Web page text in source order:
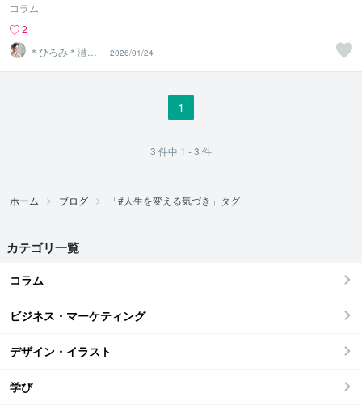
コラム
2
＊ひろみ＊潜在
意識覚醒カウン
セラー
2026/01/24
1
3 件中 1 - 3 件
ホーム ブログ 「#人生を変える気づき」タグ
カテゴリ一覧
コラム
ビジネス・マーケティング
デザイン・イラスト
学び